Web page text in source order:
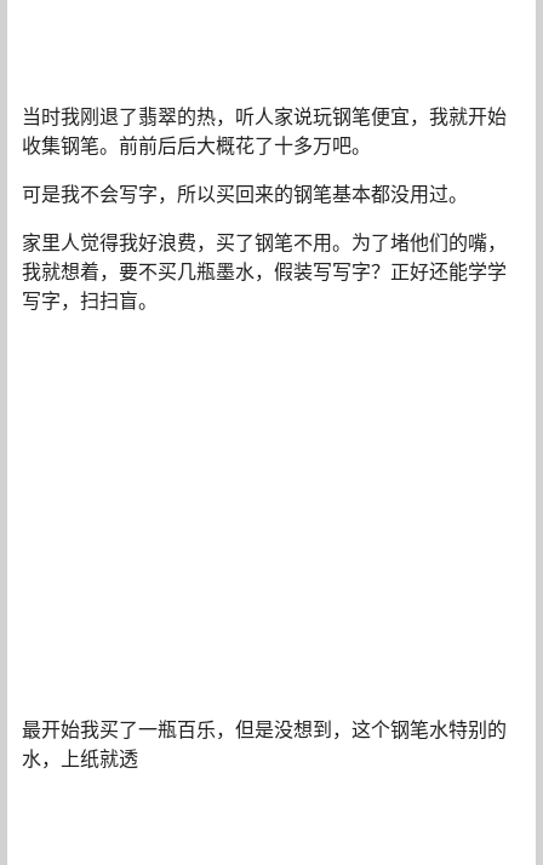
当时我刚退了翡翠的热，听人家说玩钢笔便宜，我就开始
收集钢笔。前前后后大概花了十多万吧。
可是我不会写字，所以买回来的钢笔基本都没用过。
家里人觉得我好浪费，买了钢笔不用。为了堵他们的嘴，
我就想着，要不买几瓶墨水，假装写写字？正好还能学学
写字，扫扫盲。
最开始我买了一瓶百乐，但是没想到，这个钢笔水特别的
水，上纸就透